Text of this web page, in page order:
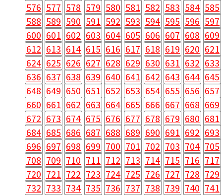
576 577 578 579 580 581 582 583 584 585
588 589 590 591 592 593 594 595 596 597
600 601 602 603 604 605 606 607 608 609
612 613 614 615 616 617 618 619 620 621
624 625 626 627 628 629 630 631 632 633
636 637 638 639 640 641 642 643 644 645
648 649 650 651 652 653 654 655 656 657
660 661 662 663 664 665 666 667 668 669
672 673 674 675 676 677 678 679 680 681
684 685 686 687 688 689 690 691 692 693
696 697 698 699 700 701 702 703 704 705
708 709 710 711 712 713 714 715 716 717
720 721 722 723 724 725 726 727 728 729
732 733 734 735 736 737 738 739 740 741